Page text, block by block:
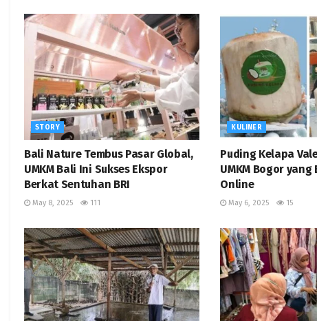
STORY
Bali Nature Tembus Pasar Global,
UMKM Bali Ini Sukses Ekspor
Berkat Sentuhan BRI
May 8, 2025 111
KULINER
Puding Kelapa
UMKM Bogor yang
Online
May 6, 2025 15